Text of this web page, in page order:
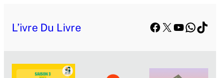
L’ivre Du Livre Facebook
X YouTube